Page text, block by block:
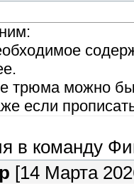
трюма можно
если
в команду
[14 Марта